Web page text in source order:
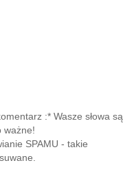
:* Wasze słowa są
ważne!
SPAMU - takie